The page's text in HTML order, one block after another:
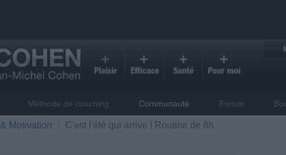
Méthode de coaching Communauté Forum
Motivation C'est l'été qui arrive ! Routine de 8h